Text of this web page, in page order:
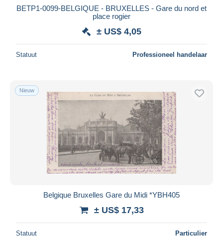
BETP1-0099-BELGIQUE - BRUXELLES - Gare du nord et
place rogier
± US$ 4,05
Statuut Professioneel handelaar
Nieuw
Belgique Bruxelles Gare du Midi *YBH405
± US$ 17,33
Statuut Particulier